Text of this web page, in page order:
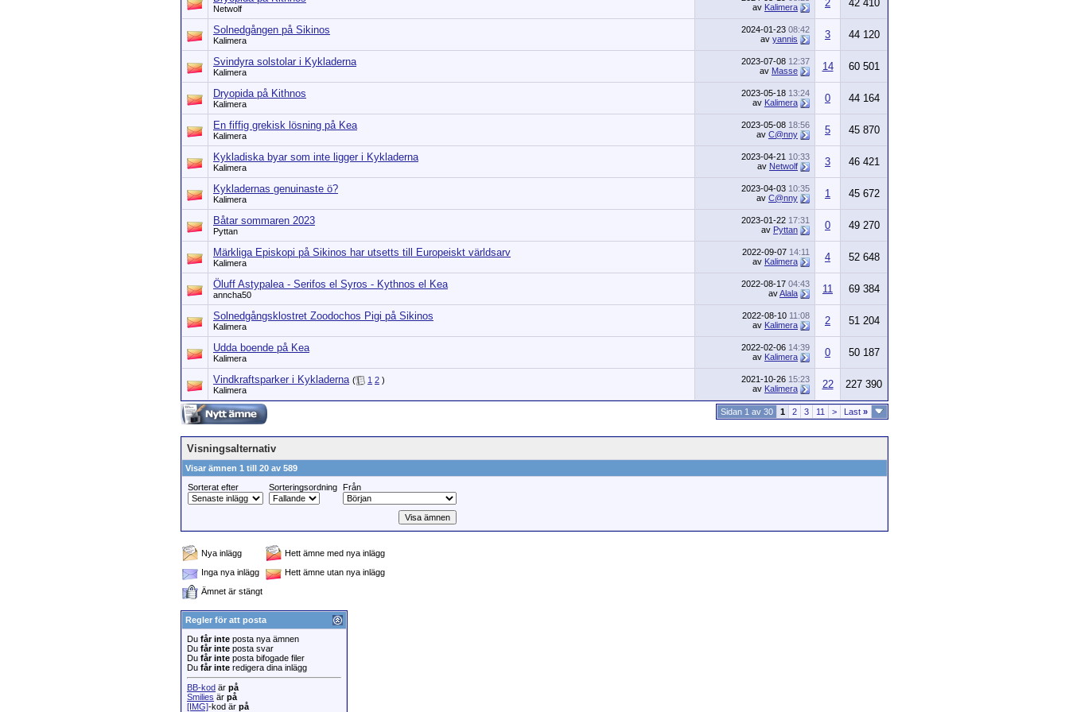
Netwolf
av Kalimera 2 42 410
Solnedgången på Sikinos
Kalimera
2024-01-23 08:42
av yannis 3 44 120
Svindyra solstolar i Kykladerna
Kalimera
2023-07-08 12:37
av Masse 14 60 501
Dryopida på Kithnos
Kalimera
2023-05-18 13:24
av Kalimera 0 44 164
En fiffig grekisk lösning på Kea
Kalimera
2023-05-08 18:56
av C@nny 5 45 870
Kykladiska byar som inte ligger i Kykladerna
Kalimera
2023-04-21 10:33
av Netwolf 3 46 421
Kykladernas genuinaste ö?
Kalimera
2023-04-03 10:35
av C@nny 1 45 672
Båtar sommaren 2023
Pyttan
2023-01-22 17:31
av Pyttan 0 49 270
Märkliga Episkopi på Sikinos har utsetts till Europeiskt världsarv
Kalimera
2022-09-07 14:11
av Kalimera 4 52 648
Öluff Astypalea - Serifos el Syros - Kythnos el Kea
anncha50
2022-08-17 04:43
avAlala 11 69 384
Solnedgångsklostret Zoodochos Pigi på Sikinos
Kalimera
2022-08-10 11:08
av Kalimera 2 51 204
Udda boende på Kea
Kalimera
2022-02-06 14:39
av Kalimera 0 50 187
Vindkraftsparker i Kykladerna ( 1 2 )
Kalimera
2021-10-26 15:23
av Kalimera 22 227 390
Sidan 1 av 30 1 2 3 11 > Last »
Visningsalternativ
Visar ämnen 1 till 20 av 589
Sorterat efter
Sorteringsordning Från
Nya inlägg
Hett ämne med nya inlägg
Inga nya inlägg
Hett ämne utan nya inlägg
Ämnet är stängt
Regler för att posta
Du får inte posta nya ämnen
Du får inte posta svar
Du får inte posta bifogade filer
Du får inte redigera dina inlägg
BB-kod är på
Smilies är på
[IMG]-kod är på